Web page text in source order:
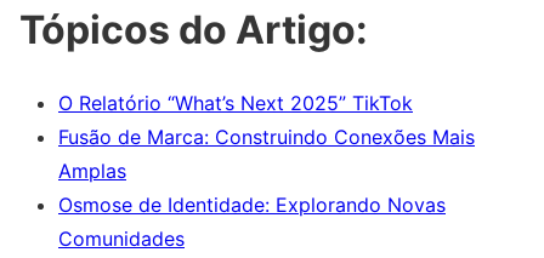
Tópicos do Artigo:
O Relatório “What’s Next 2025” TikTok
Fusão de Marca: Construindo Conexões Mais
Amplas
Osmose de Identidade: Explorando Novas
Comunidades